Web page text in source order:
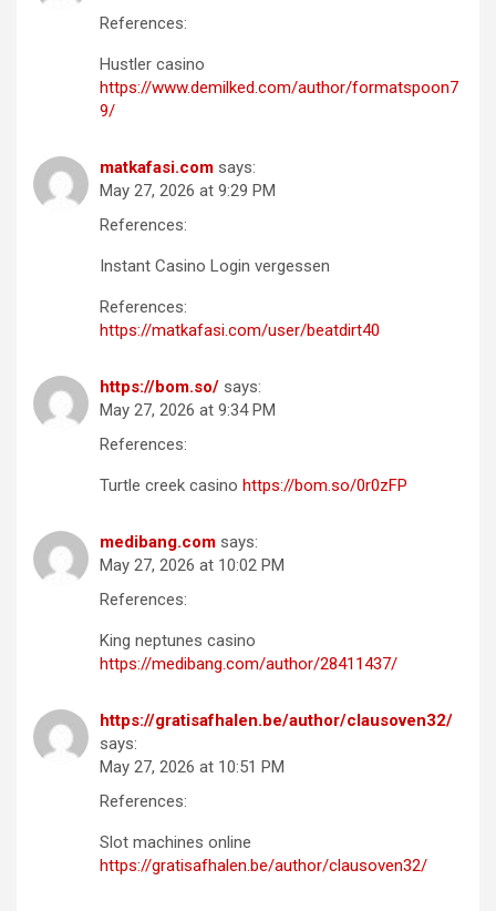
References:
Hustler casino
https://www.demilked.com/author/formatspoon7
9/
matkafasi.com says:
May 27, 2026 at 9:29 PM
References:
Instant Casino Login vergessen
References:
https://matkafasi.com/user/beatdirt40
https://bom.so/ says:
May 27, 2026 at 9:34 PM
References:
Turtle creek casino https://bom.so/0r0zFP
medibang.com says:
May 27, 2026 at 10:02 PM
References:
King neptunes casino
https://medibang.com/author/28411437/
https://gratisafhalen.be/author/clausoven32/
says:
May 27, 2026 at 10:51 PM
References:
Slot machines online
https://gratisafhalen.be/author/clausoven32/